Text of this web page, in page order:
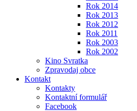
Rok 2014
Rok 2013
Rok 2012
Rok 2011
Rok 2003
Rok 2002
Kino Svratka
Zpravodaj obce
Kontakt
Kontakty
Kontaktní formulář
Facebook